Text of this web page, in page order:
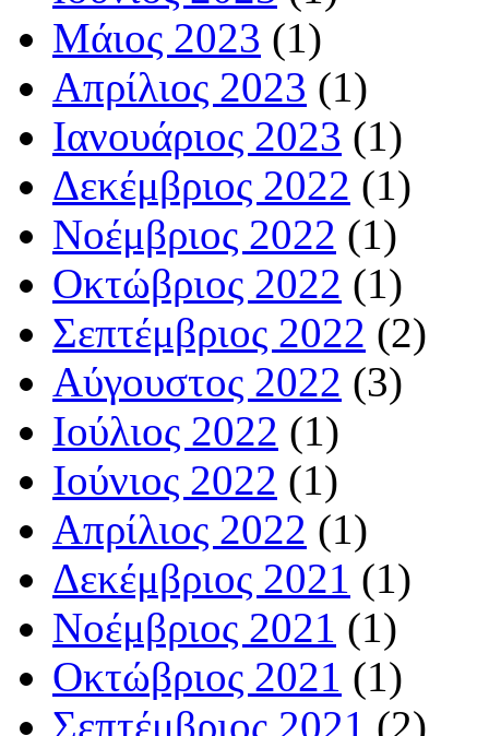
Μάιος 2023 (1)
Απρίλιος 2023 (1)
Ιανουάριος 2023 (1)
Δεκέμβριος 2022 (1)
Νοέμβριος 2022 (1)
Οκτώβριος 2022 (1)
Σεπτέμβριος 2022 (2)
Αύγουστος 2022 (3)
Ιούλιος 2022 (1)
Ιούνιος 2022 (1)
Απρίλιος 2022 (1)
Δεκέμβριος 2021 (1)
Νοέμβριος 2021 (1)
Οκτώβριος 2021 (1)
Σεπτέμβριος 2021 (2)